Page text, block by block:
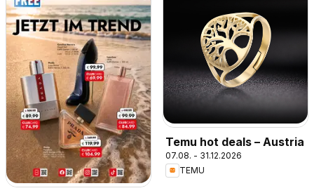
Temu hot deals – Austria
07.08. - 31.12.2026
TEMU